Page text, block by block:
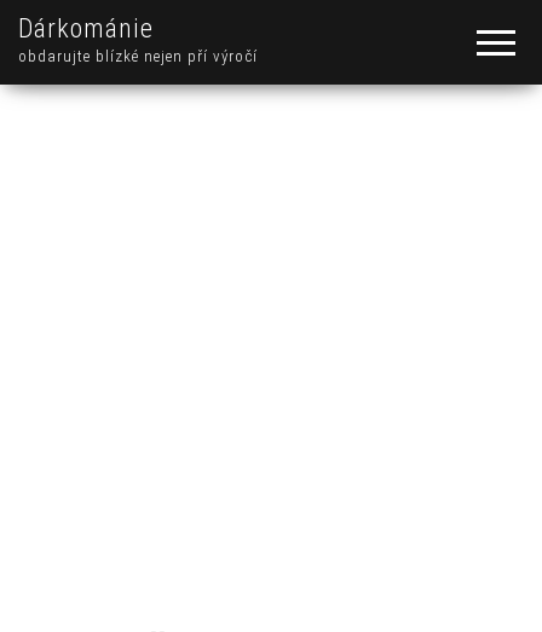
Dárkománie
obdarujte blízké nejen pří výročí